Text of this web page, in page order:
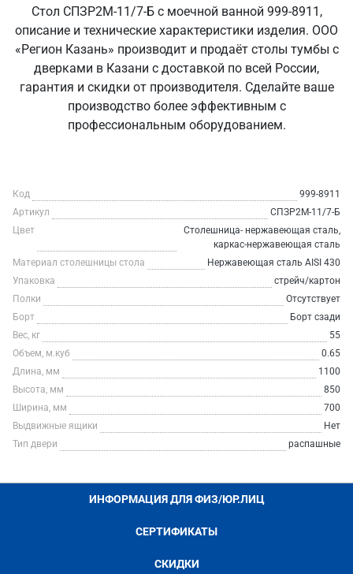
Стол СПЗР2М-11/7-Б с моечной ванной 999-8911,
описание и технические характеристики изделия. ООО
«Регион Казань» производит и продаёт столы тумбы с
дверками в Казани с доставкой по всей России,
гарантия и скидки от производителя. Сделайте ваше
производство более эффективным с
профессиональным оборудованием.
Код
999-8911
Артикул
СПЗР2М-11/7-Б
Цвет
Столешница- нержавеющая сталь,
каркас-нержавеющая сталь
Материал столешницы стола
Нержавеющая сталь AISI 430
Упаковка
стрейч/картон
Полки
Отсутствует
Борт
Борт сзади
Вес, кг
55
Объем, м.куб
0.65
Длина, мм
1100
Высота, мм
850
Ширина, мм
700
Выдвижные ящики
Нет
Тип двери
распашные
ИНФОРМАЦИЯ ДЛЯ ФИЗ/ЮР.ЛИЦ
СЕРТИФИКАТЫ
СКИДКИ